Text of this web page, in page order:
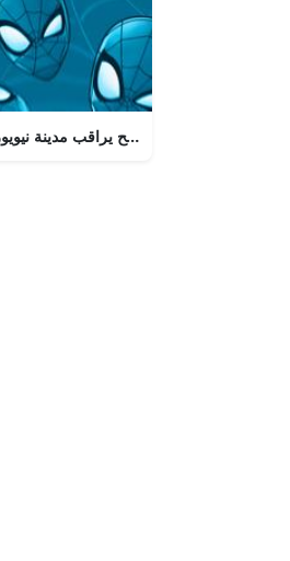
"مهما كانت
مايلز
جالس على سطح يراقب مدينة